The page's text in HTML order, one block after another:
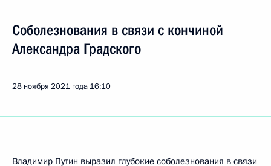
Соболезнования в связи с кончиной
Александра Градского
28 ноября 2021 года 16:10
Владимир Путин выразил глубокие соболезнования в связи